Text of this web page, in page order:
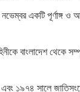
একটি পূর্ণাঙ্গ
বাংলাদেশ থেকে
১৯৭৪ সালে